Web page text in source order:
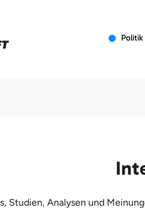
Studien, Analysen und